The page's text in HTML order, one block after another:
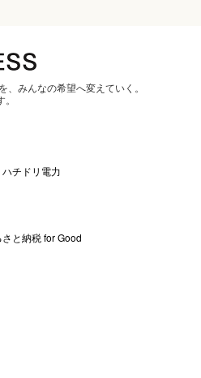
、みんなの希望へ変えていく。
ハチドリ電力
と納税 for Good